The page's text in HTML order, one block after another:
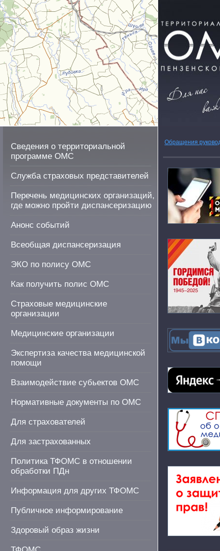
Сведения о территориальной
программе ОМС
Служба страховых представителей
Перечень медицинских организаций,
где можно пройти диспансеризацию
Анонс событий
Всеобщая диспансеризация
ЭКО по полису ОМС
Как получить полис ОМС
Страховые медицинские
организации
Медицинские организации
Экспертиза качества медицинской
помощи
Взаимодействие субьектов ОМС
Нормативные документы по ОМС
Для страхователей
Для застрахованных
Политика ТФОМС в отношении
обработки ПДн
Информация для других ТФОМС
Публичное информирование
Здоровый образ жизни
Обращения